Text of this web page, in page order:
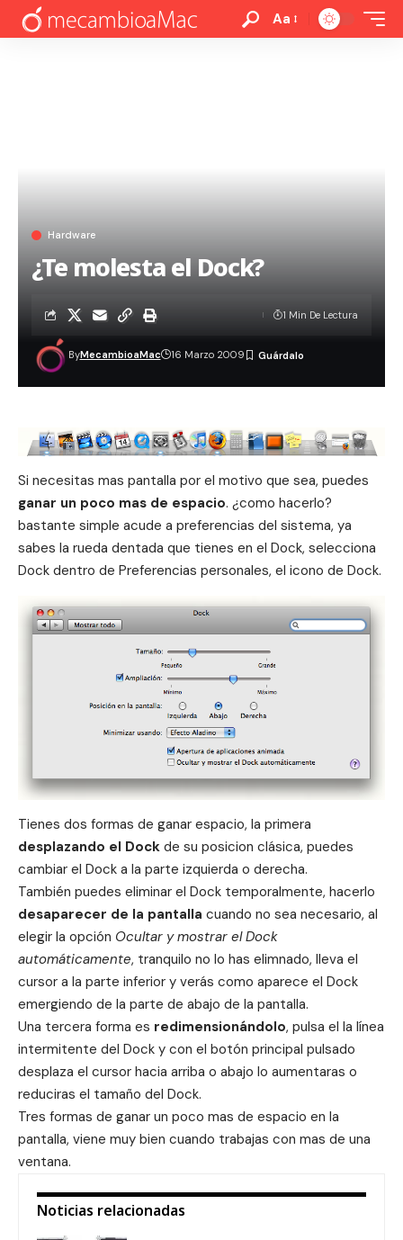
Aa
Hardware
¿Te molesta el Dock?
ByMecambioaMac 16 Marzo 2009
1 Min De Lectura
Si necesitas mas pantalla por el motivo que sea, puedes
ganar un poco mas de espacio. ¿como hacerlo?
bastante simple acude a preferencias del sistema, ya
sabes la rueda dentada que tienes en el Dock, selecciona
Dock dentro de Preferencias personales, el icono de Dock.
Tienes dos formas de ganar espacio, la primera
desplazando el Dock de su posicion clásica, puedes
cambiar el Dock a la parte izquierda o derecha.
También puedes eliminar el Dock temporalmente, hacerlo
desaparecer de la pantalla cuando no sea necesario, al
elegir la opción Ocultar y mostrar el Dock
automáticamente, tranquilo no lo has elimnado, lleva el
cursor a la parte inferior y verás como aparece el Dock
emergiendo de la parte de abajo de la pantalla.
Una tercera forma es redimensionándolo, pulsa el la línea
intermitente del Dock y con el botón principal pulsado
desplaza el cursor hacia arriba o abajo lo aumentaras o
reduciras el tamaño del Dock.
Tres formas de ganar un poco mas de espacio en la
pantalla, viene muy bien cuando trabajas con mas de una
ventana.
Noticias relacionadas